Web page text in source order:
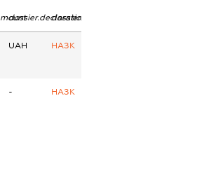
dossier.declarations.currency
dossier.declarations.source
UAH НАЗК
- НАЗК